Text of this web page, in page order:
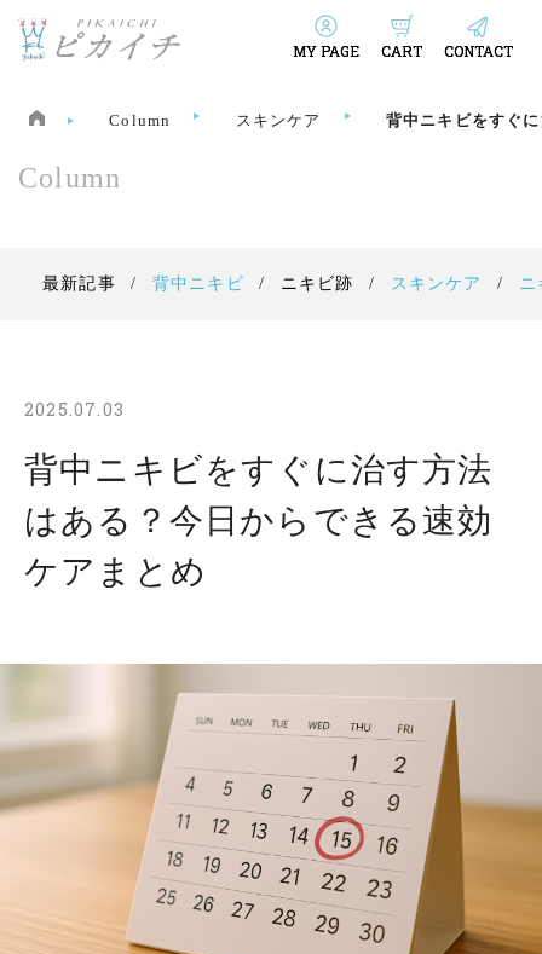
MY PAGE CART CONTACT
Column スキンケア 背中ニキビをすぐ
Column
最新記事 背中ニキビ ニキビ跡 スキンケア ニ
2025.07.03
背中ニキビをすぐに治す方法
はある？今日からできる速効
ケアまとめ